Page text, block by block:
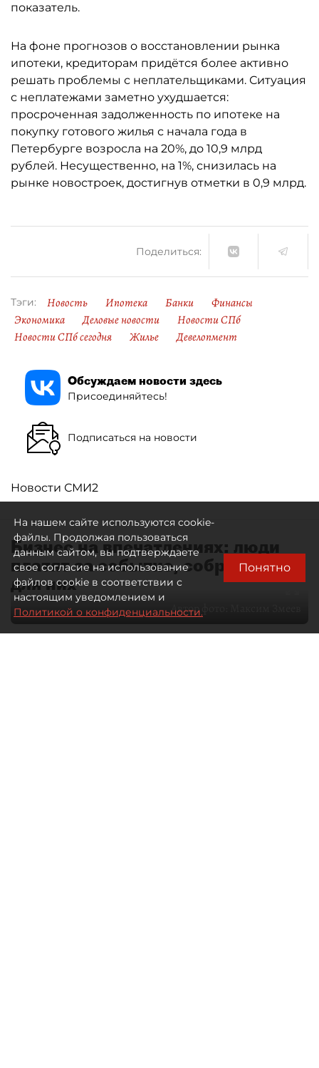
показатель.
На фоне прогнозов о восстановлении рынка
ипотеки, кредиторам придётся более активно
решать проблемы с неплательщиками. Ситуация
с неплатежами заметно ухудшается:
просроченная задолженность по ипотеке на
покупку готового жилья с начала года в
Петербурге возросла на 20%, до 10,9 млрд
рублей. Несущественно, на 1%, снизилась на
рынке новостроек, достигнув отметки в 0,9 млрд.
Поделиться:
Тэги: Новость Ипотека Банки
Финансы
Экономика
Деловые новости
Новости СПб
Новости СПб сегодня
Жилье Девелопмент
Обсуждаем новости здесь
Присоединяйтесь!
Подписаться на новости
Новости СМИ2
Бизнес на впечатлениях: люди
платят за событие, собранное
для них
Автор фото:
На нашем сайте используются cookie-
файлы. Продолжая пользоваться
данным сайтом, вы подтверждаете
свое согласие на использование
файлов cookie в соответствии с
настоящим уведомлением и
Политикой о конфиденциальности.
Понятно